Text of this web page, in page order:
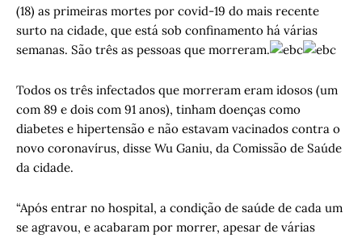
(18) as primeiras mortes por covid-19 do mais recente
surto na cidade, que está sob confinamento há várias
semanas. São três as pessoas que morreram.
Todos os três infectados que morreram eram idosos (um
com 89 e dois com 91 anos), tinham doenças como
diabetes e hipertensão e não estavam vacinados contra o
novo coronavírus, disse Wu Ganiu, da Comissão de Saúde
da cidade.
“Após entrar no hospital, a condição de saúde de cada um
se agravou, e acabaram por morrer, apesar de várias